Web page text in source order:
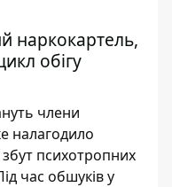
наркокартель,
обігу
члени
налагодило
психотропних
час обшуків у